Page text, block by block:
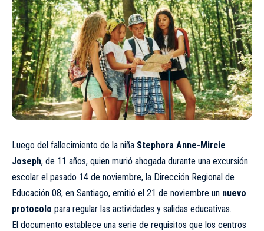
Luego del fallecimiento de la niña Stephora Anne-Mircie
Joseph, de 11 años, quien murió ahogada durante una excursión
escolar el pasado 14 de noviembre, la Dirección Regional de
Educación 08, en Santiago, emitió el 21 de noviembre un nuevo
protocolo para regular las actividades y salidas educativas.
El documento establece una serie de requisitos que los centros